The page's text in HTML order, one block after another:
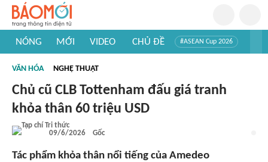
NÓNG MỚI VIDEO CHỦ ĐỀ #ASEAN Cup 2026
#Khám phá thế giới
VĂN HÓA NGHỆ THUẬT
Chủ cũ CLB Tottenham đấu giá tranh
khỏa thân 60 triệu USD
09/6/2026 Gốc
Tác phẩm khỏa thân nổi tiếng của Amedeo